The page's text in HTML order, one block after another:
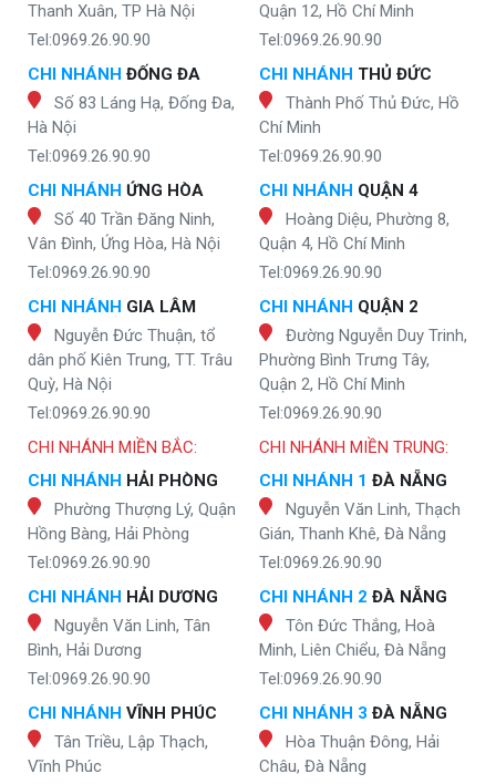
Thanh Xuân, TP Hà Nội
Tel:0969.26.90.90
CHI NHÁNH ĐỐNG ĐA
Số 83 Láng Hạ, Đống Đa,
Hà Nội
Tel:0969.26.90.90
CHI NHÁNH ỨNG HÒA
Số 40 Trần Đăng Ninh,
Vân Đình, Ứng Hòa, Hà Nội
Tel:0969.26.90.90
CHI NHÁNH GIA LÂM
Nguyễn Đức Thuận, tổ
dân phố Kiên Trung, TT. Trâu
Quỳ, Hà Nội
Tel:0969.26.90.90
Quận 12, Hồ Chí Minh
Tel:0969.26.90.90
CHI NHÁNH THỦ ĐỨC
Thành Phố Thủ Đức, Hồ
Chí Minh
Tel:0969.26.90.90
CHI NHÁNH QUẬN 4
Hoàng Diệu, Phường 8,
Quận 4, Hồ Chí Minh
Tel:0969.26.90.90
CHI NHÁNH QUẬN 2
Đường Nguyễn Duy Trinh,
Phường Bình Trưng Tây,
Quận 2, Hồ Chí Minh
Tel:0969.26.90.90
CHI NHÁNH MIỀN BẮC:
CHI NHÁNH HẢI PHÒNG
Phường Thượng Lý, Quận
Hồng Bàng, Hải Phòng
Tel:0969.26.90.90
CHI NHÁNH HẢI DƯƠNG
Nguyễn Văn Linh, Tân
Bình, Hải Dương
Tel:0969.26.90.90
CHI NHÁNH VĨNH PHÚC
Tân Triều, Lập Thạch,
Vĩnh Phúc
CHI NHÁNH MIỀN TRUNG:
CHI NHÁNH 1 ĐÀ NẴNG
Nguyễn Văn Linh, Thạch
Gián, Thanh Khê, Đà Nẵng
Tel:0969.26.90.90
CHI NHÁNH 2 ĐÀ NẴNG
Tôn Đức Thắng, Hoà
Minh, Liên Chiểu, Đà Nẵng
Tel:0969.26.90.90
CHI NHÁNH 3 ĐÀ NẴNG
Hòa Thuận Đông, Hải
Châu, Đà Nẵng